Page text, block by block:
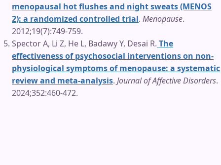
menopausal hot flushes and night sweats (MENOS
2): a randomized controlled trial. Menopause.
2012;19(7):749-759.
Spector A, Li Z, He L, Badawy Y, Desai R. The
effectiveness of psychosocial interventions on non-
physiological symptoms of menopause: a systematic
review and meta-analysis. Journal of Affective Disorders.
2024;352:460-472.